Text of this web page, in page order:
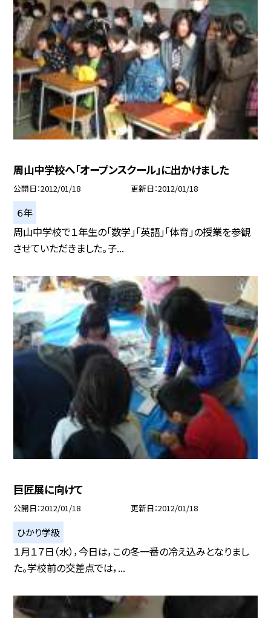
周山中学校へ「オープンスクール」に出かけました
公開日 2012/01/18 更新日 2012/01/18
６年
周山中学校で１年生の「数学」「英語」「体育」の授業を参観
させていただきました。子...
巨匠展に向けて
公開日 2012/01/18 更新日 2012/01/18
ひかり学級
１月１７日（水），今日は，この冬一番の冷え込みとなりまし
た。学校前の交差点では，...